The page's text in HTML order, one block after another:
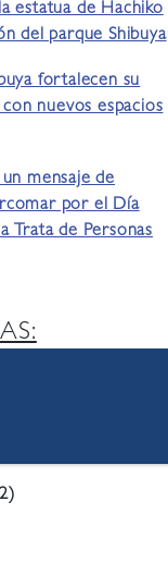
estatua de Hachiko
del parque Shibuya
fortalecen su
nuevos espacios
mensaje de
por el Día
Trata de Personas